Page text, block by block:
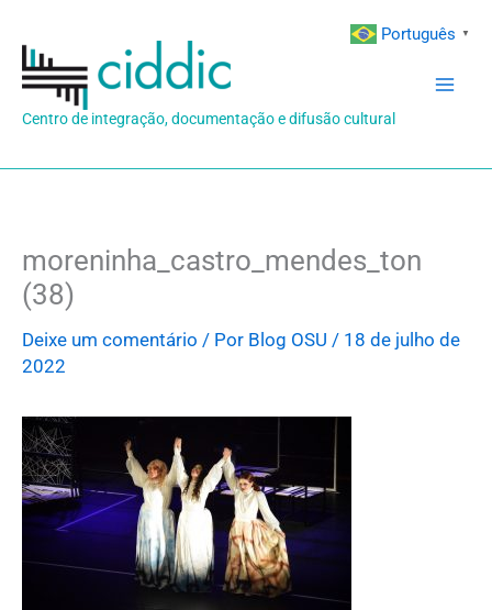
para
conteúdo
Centro de integração, documentação e difusão cultural
moreninha_castro_mendes_ton
(38)
Deixe um comentário / Por Blog OSU / 18 de julho de
2022
Português ▼